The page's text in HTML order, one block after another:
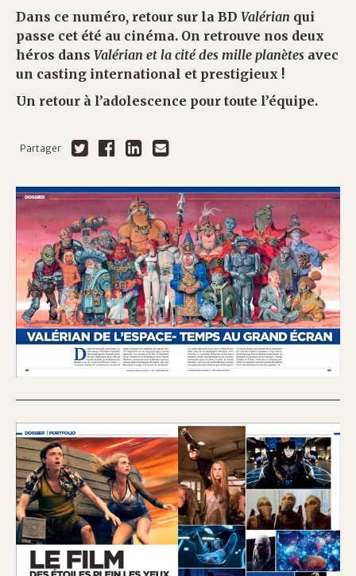
Dans ce numéro, retour sur la BD Valérian qui
passe cet été au cinéma. On retrouve nos deux
héros dans Valérian et la cité des mille planètes avec
un casting international et prestigieux !
Un retour à l’adolescence pour toute l’équipe.
Partager